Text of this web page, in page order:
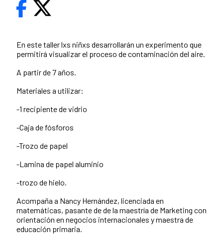
En este taller lxs niñxs desarrollarán un experimento que
permitirá visualizar el proceso de contaminación del aire.
A partir de 7 años.
Materiales a utilizar:
-1 recipiente de vidrio
-Caja de fósforos
-Trozo de papel
-Lamina de papel aluminio
-trozo de hielo.
Acompaña a Nancy Hernández, licenciada en
matemáticas, pasante de de la maestría de Marketing con
orientación en negocios internacionales y maestra de
educación primaria.